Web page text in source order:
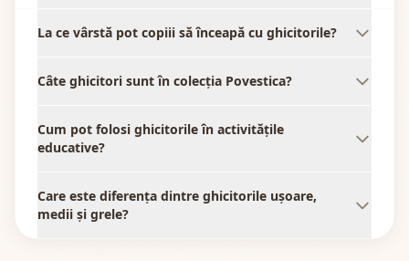
La ce vârstă pot copiii să înceapă cu ghicitorile?
Câte ghicitori sunt în colecția Povestica?
Cum pot folosi ghicitorile în activitățile
educative?
Care este diferența dintre ghicitorile ușoare,
medii și grele?